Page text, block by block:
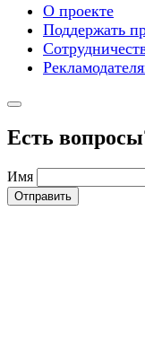
О проекте
Поддержать
Есть
Имя